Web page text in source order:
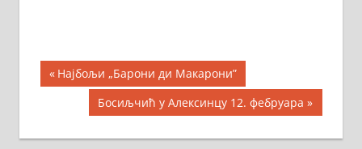
Кретање
чланка
Previous
Post:
Најбољи „Барони ди Макарони”
Next
Post:
Босиљчић у Алексинцу 12. фебруара